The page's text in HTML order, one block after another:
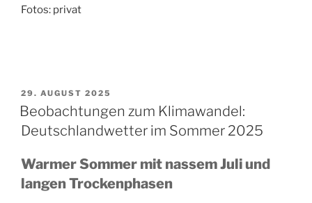
Fotos: privat
VERÖFFENTLICHT
AM
29. AUGUST 2025
Beobachtungen zum Klimawandel:
Deutschlandwetter im Sommer 2025
Warmer Sommer mit nassem Juli und
langen Trockenphasen